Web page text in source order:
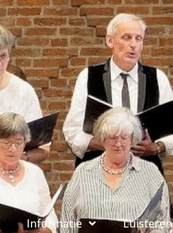
Informatie Luisteren